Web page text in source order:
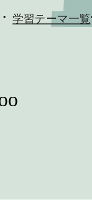
学習テーマ一覧